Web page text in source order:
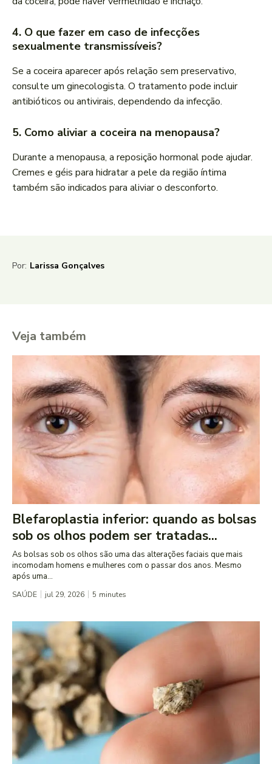
4. O que fazer em caso de infecções
sexualmente transmissíveis?
Se a coceira aparecer após relação sem preservativo,
consulte um ginecologista. O tratamento pode incluir
antibióticos ou antivirais, dependendo da infecção.
5. Como aliviar a coceira na menopausa?
Durante a menopausa, a reposição hormonal pode ajudar.
Cremes e géis para hidratar a pele da região íntima
também são indicados para aliviar o desconforto.
Por: Larissa Gonçalves
Veja também
Blefaroplastia inferior: quando as bolsas
sob os olhos podem ser tratadas...
As bolsas sob os olhos são uma das alterações faciais que mais
incomodam homens e mulheres com o passar dos anos. Mesmo
após uma...
SAÚDE jul 29, 2026 5 minutes